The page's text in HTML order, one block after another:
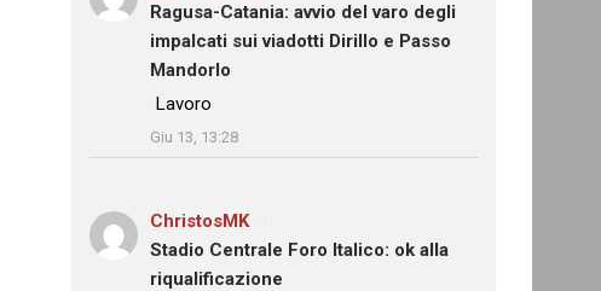
Ragusa-Catania: avvio del varo degli
impalcati sui viadotti Dirillo e Passo
Mandorlo
: “Lavoro
Giu 13, 13:28
ChristosMKsu
Stadio Centrale Foro Italico: ok alla
riqualificazione